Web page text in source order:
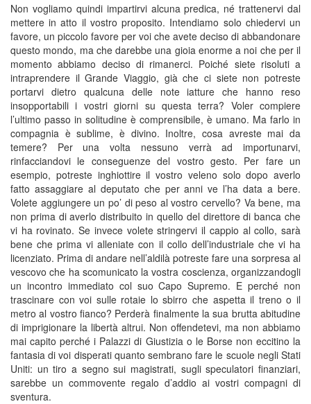
Non vogliamo quindi impartirvi alcuna predica, né trattenervi dal
mettere in atto il vostro proposito. Intendiamo solo chiedervi un
favore, un piccolo favore per voi che avete deciso di abbandonare
questo mondo, ma che darebbe una gioia enorme a noi che per il
momento abbiamo deciso di rimanerci. Poiché siete risoluti a
intraprendere il Grande Viaggio, già che ci siete non potreste
portarvi dietro qualcuna delle note iatture che hanno reso
insopportabili i vostri giorni su questa terra? Voler compiere
l’ultimo passo in solitudine è comprensibile, è umano. Ma farlo in
compagnia è sublime, è divino. Inoltre, cosa avreste mai da
temere? Per una volta nessuno verrà ad importunarvi,
rinfacciandovi le conseguenze del vostro gesto. Per fare un
esempio, potreste inghiottire il vostro veleno solo dopo averlo
fatto assaggiare al deputato che per anni ve l’ha data a bere.
Volete aggiungere un po’ di peso al vostro cervello? Va bene, ma
non prima di averlo distribuito in quello del direttore di banca che
vi ha rovinato. Se invece volete stringervi il cappio al collo, sarà
bene che prima vi alleniate con il collo dell’industriale che vi ha
licenziato. Prima di andare nell’aldilà potreste fare una sorpresa al
vescovo che ha scomunicato la vostra coscienza, organizzandogli
un incontro immediato col suo Capo Supremo. E perché non
trascinare con voi sulle rotaie lo sbirro che aspetta il treno o il
metro al vostro fianco? Perderà finalmente la sua brutta abitudine
di imprigionare la libertà altrui. Non offendetevi, ma non abbiamo
mai capito perché i Palazzi di Giustizia o le Borse non eccitino la
fantasia di voi disperati quanto sembrano fare le scuole negli Stati
Uniti: un tiro a segno sui magistrati, sugli speculatori finanziari,
sarebbe un commovente regalo d’addio ai vostri compagni di
sventura.